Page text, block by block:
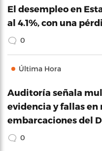
El desempleo en
al 4.1%, con una
0
Última Hora
Auditoría señala
evidencia y fallas en
embarcaciones del
0